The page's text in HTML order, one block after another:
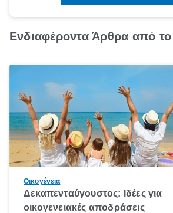
Ενδιαφέροντα Άρθρα από
Οικογένεια
Δεκαπενταύγουστος: Ιδέες για
οικογενειακές αποδράσεις